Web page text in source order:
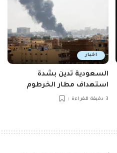
اخبار
السعودية تدين بشدة
استهداف مطار الخرطوم
3 دقيقة للقراءة